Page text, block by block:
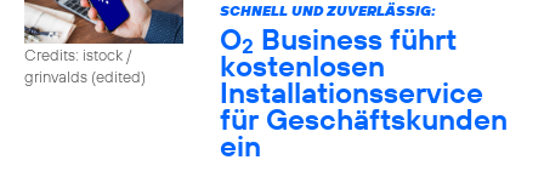
Credits: istock /
grinvalds (edited)
SCHNELL UND ZUVERLÄSSIG:
O2 Business führt
kostenlosen
Installationsservice
für Geschäftskunden
ein